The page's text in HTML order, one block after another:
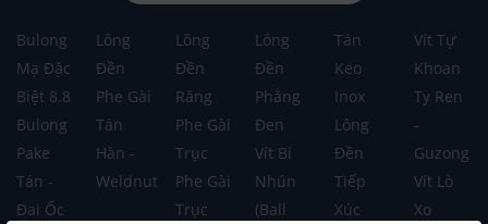
Bulong
Mạ Đặc
Biệt 8.8
Bulong
Pake
Tán -
Đai Ốc
Lông
Đền
Phe Gài
Tán
Hàn -
Weldnut
Lông
Đền
Răng
Phe Gài
Trục
Phe Gài
Trục
Lông
Đền
Phẳng
Đen
Vít Bi
Nhún
(Ball
Tán
Keo
Inox
Lông
Đền
Tiếp
Xúc
Vít Tự
Khoan
Ty Ren
-
Guzong
Vít Lò
Xo